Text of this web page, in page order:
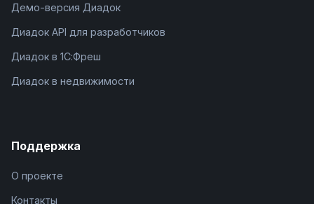
Демо-версия Диадок
Диадок API для разработчиков
Диадок в 1С:Фреш
Диадок в недвижимости
Поддержка
О проекте
Контакты